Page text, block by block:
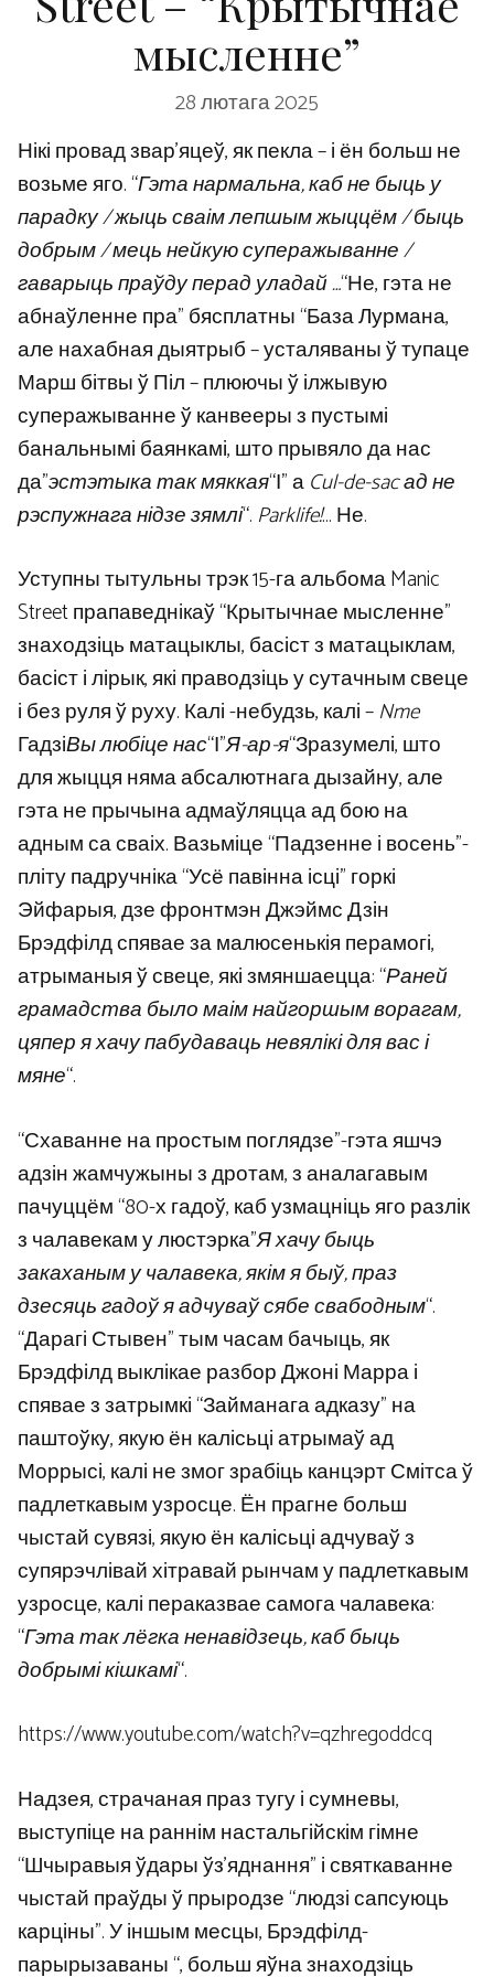
мысленне”
28 лютага 2025
Нікі провад звар’яцеў, як пекла – і ён больш не
возьме яго. “Гэта нармальна, каб не быць у
парадку / жыць сваім лепшым жыццём / быць
добрым / мець нейкую суперажыванне /
гаварыць праўду перад уладай …“Не, гэта не
абнаўленне пра” бясплатны “База Лурмана,
але нахабная дыятрыб – усталяваны ў тупаце
Марш бітвы ў Піл – плюючы ў ілжывую
суперажыванне ў канвееры з пустымі
банальнымі баянкамі, што прывяло да нас
да”эстэтыка так мяккая“І” аCul-de-sac ад не
рэспужнага нідзе зямлі“. Parklife!… Не.
Уступны тытульны трэк 15-га альбома Manic
Street прапаведнікаў “Крытычнае мысленне”
знаходзіць матацыклы, басіст з матацыклам,
басіст і лірык, які праводзіць у сутачным свеце
і без руля ў руху. Калі -небудзь, калі –Nme
ГадзіВы любіце нас“І”Я-ар-я“Зразумелі, што
для жыцця няма абсалютнага дызайну, але
гэта не прычына адмаўляцца ад бою на
адным са сваіх. Вазьміце “Падзенне і восень”-
пліту падручніка “Усё павінна ісці” горкі
Эйфарыя, дзе фронтмэн Джэймс Дзін
Брэдфілд спявае за малюсенькія перамогі,
атрыманыя ў свеце, які змяншаецца: “Раней
грамадства было маім найгоршым ворагам,
цяпер я хачу пабудаваць невялікі для вас і
мяне“.
“Схаванне на простым поглядзе”-гэта яшчэ
адзін жамчужыны з дротам, з аналагавым
пачуццём “80-х гадоў, каб узмацніць яго разлік
з чалавекам у люстэрка”Я хачу быць
закаханым у чалавека, якім я быў, праз
дзесяць гадоў я адчуваў сябе свабодным“.
“Дарагі Стывен” тым часам бачыць, як
Брэдфілд выклікае разбор Джоні Марра і
спявае з затрымкі “Займанага адказу” на
паштоўку, якую ён калісьці атрымаў ад
Моррысі, калі не змог зрабіць канцэрт Смітса ў
падлеткавым узросце. Ён прагне больш
чыстай сувязі, якую ён калісьці адчуваў з
супярэчлівай хітравай рынчам у падлеткавым
узросце, калі пераказвае самога чалавека:
“Гэта так лёгка ненавідзець, каб быць
добрымі кішкамі“.
https://www.youtube.com/watch?v=qzhregoddcq
Надзея, страчаная праз тугу і сумневы,
выступіце на раннім настальгійскім гімне
“Шчыравыя ўдары ўз’яднання” і святкаванне
чыстай праўды ў прыродзе “людзі сапсуюць
карціны”. У іншым месцы, Брэдфілд-
парырызаваны “, больш яўна знаходзіць